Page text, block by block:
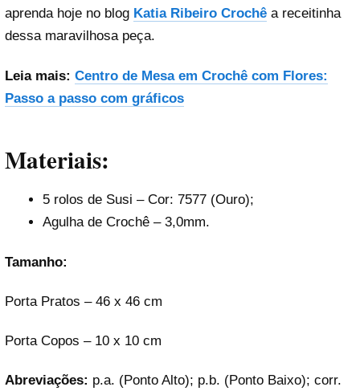
aprenda hoje no blog Katia Ribeiro Crochê a receitinha
dessa maravilhosa peça.
Leia mais: Centro de Mesa em Crochê com Flores:
Passo a passo com gráficos
Materiais:
5 rolos de Susi – Cor: 7577 (Ouro);
Agulha de Crochê – 3,0mm.
Tamanho:
Porta Pratos – 46 x 46 cm
Porta Copos – 10 x 10 cm
Abreviações: p.a. (Ponto Alto); p.b. (Ponto Baixo); corr.